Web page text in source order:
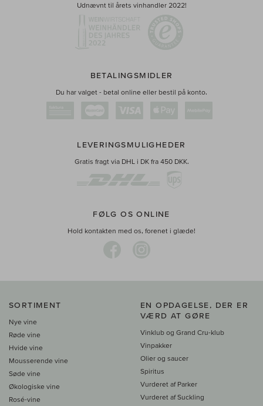
Udnævnt til årets vinhandler 2022!
BETALINGSMIDLER
Du har valget - betal online eller bestil på konto.
LEVERINGSMULIGHEDER
Gratis fragt via DHL i DK fra 450 DKK.
FØLG OS ONLINE
Hold kontakten med os, forenet i glæde!
SORTIMENT
Nye vine
Røde vine
Hvide vine
Mousserende vine
Søde vine
Økologiske vine
Rosé-vine
EN OPDAGELSE, DER ER
VÆRD AT GØRE
Vinklub og Grand Cru-klub
Vinpakker
Olier og saucer
Spiritus
Vurderet af Parker
Vurderet af Suckling